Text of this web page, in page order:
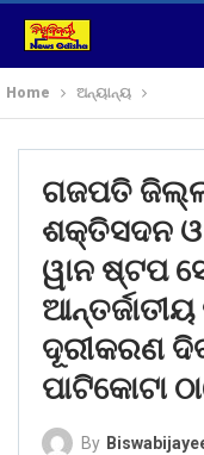
Home ଅନ୍ୟାନ୍ୟ
ଗଜପତି
ଶକ୍ତିସଦନ
ୱାନ ଷ୍ଟପ
ଆନ୍ତର୍ଜାତୀୟ
ଦୂରୀକରଣ
ପାଟିକୋଟା
By